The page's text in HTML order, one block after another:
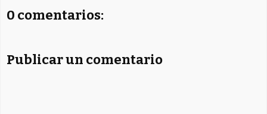
0 comentarios:
Publicar un comentario